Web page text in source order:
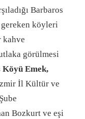
Barbaros
köyleri
kahve
görülmesi
Emek,
İl Kültür ve
Bozkurt ve eşi